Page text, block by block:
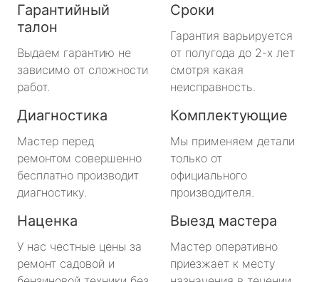
Гарантийный
талон
Выдаем гарантию не
зависимо от сложности
работ.
Сроки
Гарантия варьируется
от полугода до 2-х лет
смотря какая
неисправность.
Диагностика
Мастер перед
ремонтом совершенно
бесплатно производит
диагностику.
Комплектующие
Мы применяем детали
только от
официального
производителя.
Наценка
У нас честные цены за
ремонт садовой и
Выезд мастера
Мастер оперативно
приезжает к месту